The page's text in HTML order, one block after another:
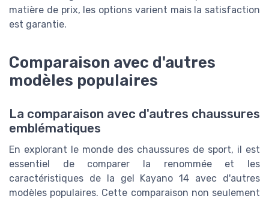
matière de prix, les options varient mais la satisfaction
est garantie.
Comparaison avec d'autres
modèles populaires
La comparaison avec d'autres chaussures
emblématiques
En explorant le monde des chaussures de sport, il est
essentiel de comparer la renommée et les
caractéristiques de la gel Kayano 14 avec d'autres
modèles populaires. Cette comparaison non seulement